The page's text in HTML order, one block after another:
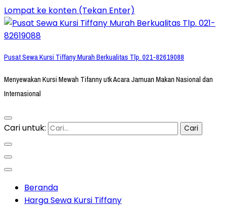
Lompat ke konten (Tekan Enter)
Pusat Sewa Kursi Tiffany Murah Berkualitas Tlp. 021-82619088
Menyewakan Kursi Mewah Tifanny utk Acara Jamuan Makan Nasional dan
Internasional
Cari untuk:
Beranda
Harga Sewa Kursi Tiffany